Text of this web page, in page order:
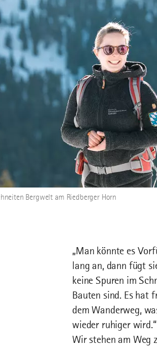
Bergwelt am Riedberger Horn
„Man könnte es
lang an, dann fügt
keine Spuren im
Bauten sind. Es hat
dem Wanderweg,
wieder ruhiger
Wir stehen am Weg